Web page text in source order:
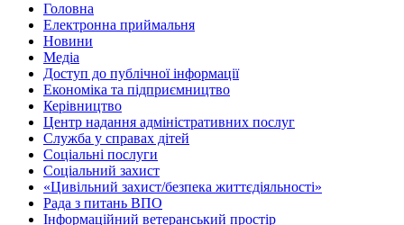
Головна
Електронна приймальня
Новини
Медіа
Доступ до публічної інформації
Економіка та підприємництво
Керівництво
Центр надання адміністративних послуг
Служба у справах дітей
Соціальні послуги
Соціальний захист
«Цивільний захист/безпека життєдіяльності»
Рада з питань ВПО
Інформаційний ветеранський простір